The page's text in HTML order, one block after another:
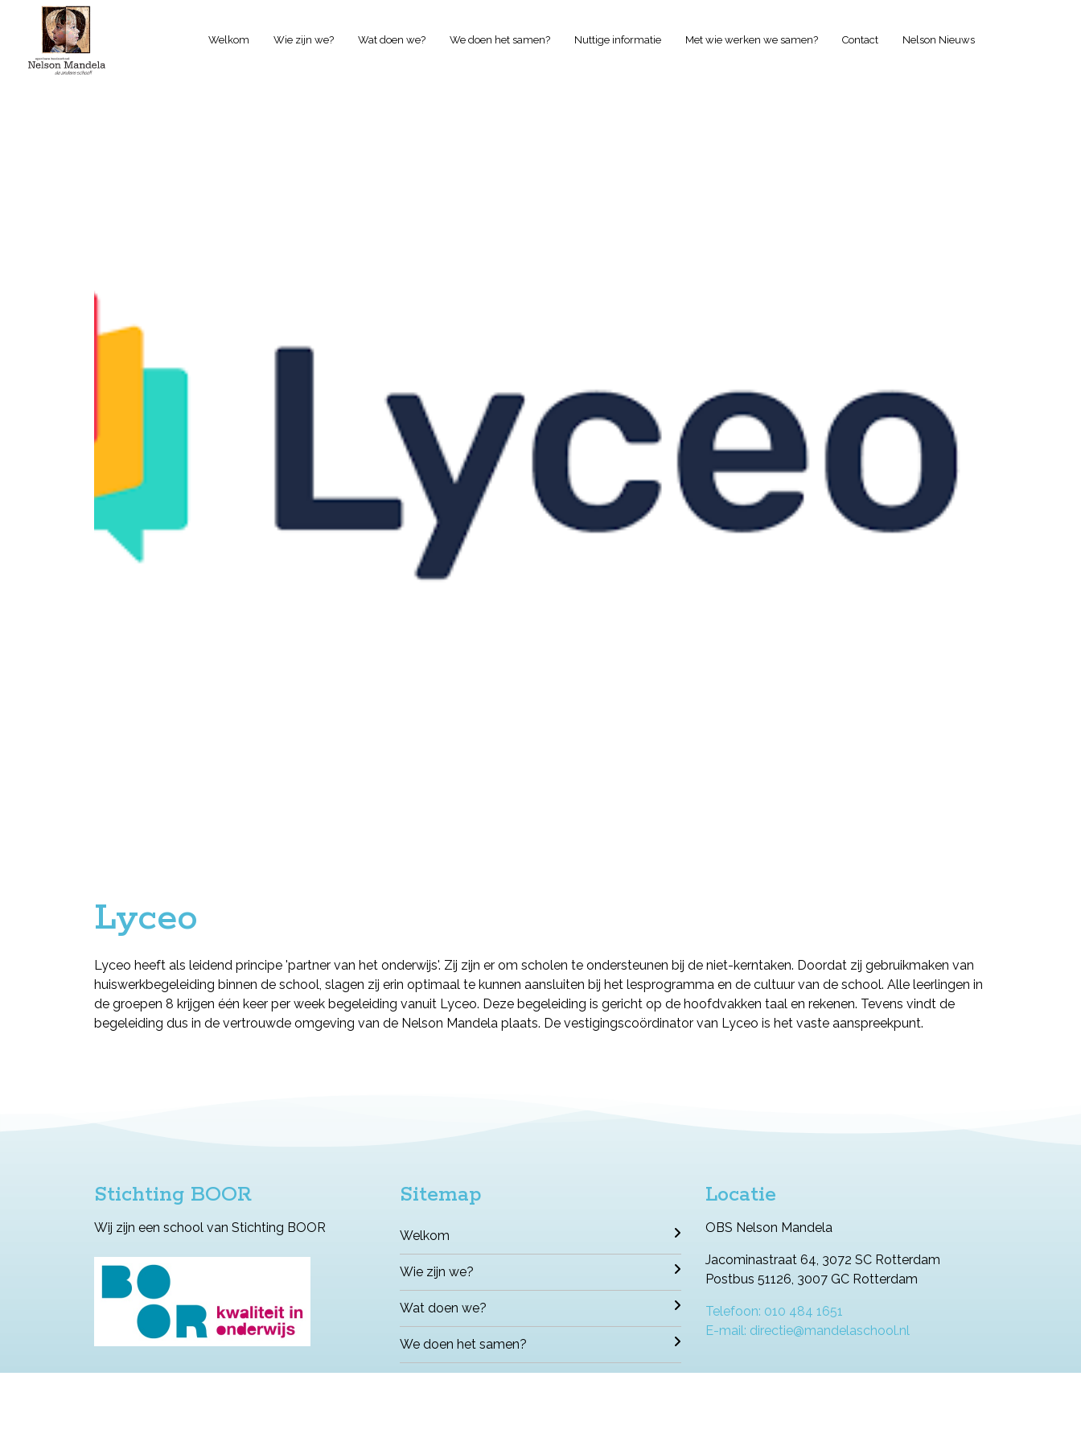
Welkom Wie zijn we? Wat doen we? We doen het samen? Nuttige informatie Met wie werken we samen? Contact Nelson Nieuws
Lyceo
Lyceo heeft als leidend principe 'partner van het onderwijs'. Zij zijn er om scholen te ondersteunen bij de niet-kerntaken. Doordat zij gebruikmaken van
huiswerkbegeleiding binnen de school, slagen zij erin optimaal te kunnen aansluiten bij het lesprogramma en de cultuur van de school. Alle leerlingen in
de groepen 8 krijgen één keer per week begeleiding vanuit Lyceo. Deze begeleiding is gericht op de hoofdvakken taal en rekenen. Tevens vindt de
begeleiding dus in de vertrouwde omgeving van de Nelson Mandela plaats. De vestigingscoördinator van Lyceo is het vaste aanspreekpunt.
Stichting BOOR
Wij zijn een school van Stichting BOOR
Sitemap
Welkom
Wie zijn we?
Wat doen we?
We doen het samen?
Locatie
OBS Nelson Mandela
Jacominastraat 64, 3072 SC Rotterdam
Postbus 51126, 3007 GC Rotterdam
Telefoon: 010 484 1651
E-mail: directie@mandelaschool.nl